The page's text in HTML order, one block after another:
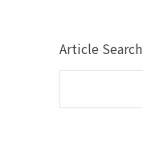
Article Search